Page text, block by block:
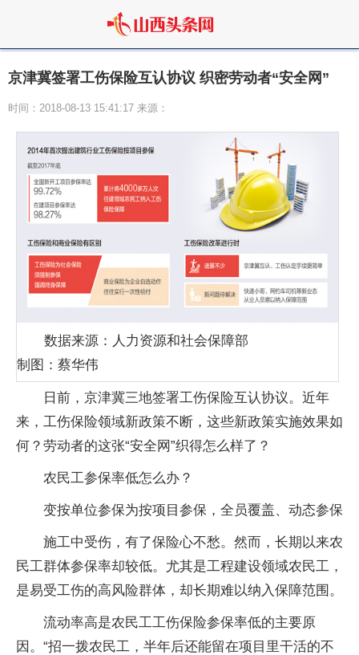
京津冀签署工伤保险互认协议 织密劳动者“安全网”
时间：2018-08-13 15:41:17 来源：
数据来源：人力资源和社会保障部
制图：蔡华伟
日前，京津冀三地签署工伤保险互认协议。近年
来，工伤保险领域新政策不断，这些新政策实施效果如
何？劳动者的这张“安全网”织得怎么样了？
农民工参保率低怎么办？
变按单位参保为按项目参保，全员覆盖、动态参保
施工中受伤，有了保险心不愁。然而，长期以来农
民工群体参保率却较低。尤其是工程建设领域农民工，
是易受工伤的高风险群体，却长期难以纳入保障范围。
流动率高是农民工工伤保险参保率低的主要原
因。“招一拨农民工，半年后还能留在项目里干活的不